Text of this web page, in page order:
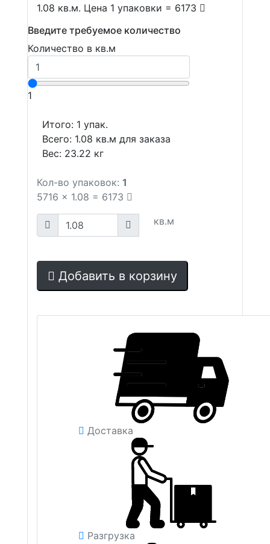
1.08 кв.м. Цена 1 упаковки = 6173
Введите требуемое количество
Количество в кв.м
1
Итого: 1 упак.
Всего: 1.08 кв.м для заказа
Вес: 23.22 кг
Кол-во упаковок: 1
5716 x 1.08 = 6173
кв.м
Добавить в корзину
Доставка
Разгрузка